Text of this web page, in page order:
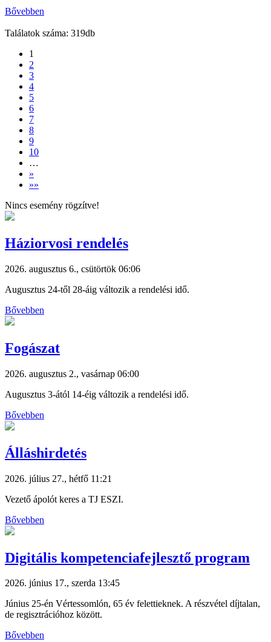
Bővebben
Találatok száma: 319db
1
2
3
4
5
6
7
8
9
10
…
»
»»
Nincs esemény rögzítve!
Háziorvosi rendelés
2026. augusztus 6., csütörtök 06:06
Augusztus 24-től 28-áig változik a rendelési idő.
Bővebben
Fogászat
2026. augusztus 2., vasárnap 06:00
Augusztus 3-ától 14-éig változik a rendelési idő.
Bővebben
Álláshirdetés
2026. július 27., hétfő 11:21
Vezető ápolót keres a TJ ESZI.
Bővebben
Digitális kompetenciafejlesztő program
2026. június 17., szerda 13:45
Június 25-én Vértessomlón, 65 év felettieknek. A részvétel díjtalan,
de regisztrációhoz között.
Bővebben